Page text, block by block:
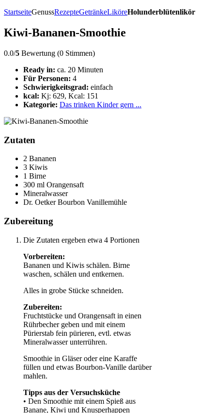
StartseiteGenussRezepteGetränkeLiköreHolunderblütenlikör
Kiwi-Bananen-Smoothie
0.0/5 Bewertung (0 Stimmen)
Ready in: ca. 20 Minuten
Für Personen: 4
Schwierigkeitsgrad: einfach
kcal: Kj: 629, Kcal: 151
Kategorie: Das trinken Kinder gern ...
Zutaten
2 Bananen
3 Kiwis
1 Birne
300 ml Orangensaft
Mineralwasser
Dr. Oetker Bourbon Vanillemühle
Zubereitung
Die Zutaten ergeben etwa 4 Portionen
Vorbereiten:
Bananen und Kiwis schälen. Birne
waschen, schälen und entkernen.
Alles in grobe Stücke schneiden.
Zubereiten:
Fruchtstücke und Orangensaft in einen
Rührbecher geben und mit einem
Pürierstab fein pürieren, evtl. etwas
Mineralwasser unterrühren.
Smoothie in Gläser oder eine Karaffe
füllen und etwas Bourbon-Vanille darüber
mahlen.
Tipps aus der Versuchsküche
• Den Smoothie mit einem Spieß aus
Banane, Kiwi und Knusperhappen